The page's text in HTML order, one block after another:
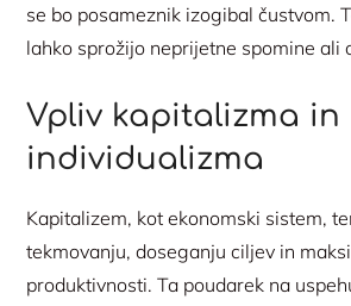
se bo posameznik izogibal čustvom.
lahko sprožijo neprijetne spomine ali
Vpliv kapitalizma in
individualizma
Kapitalizem, kot ekonomski sistem,
tekmovanju, doseganju ciljev in
produktivnosti. Ta poudarek na